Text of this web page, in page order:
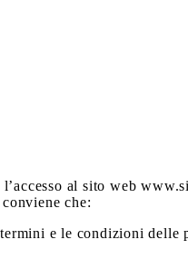
l’accesso al sito web
che:
e le condizioni delle